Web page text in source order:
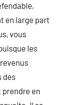
en large part
vous
les
des
en